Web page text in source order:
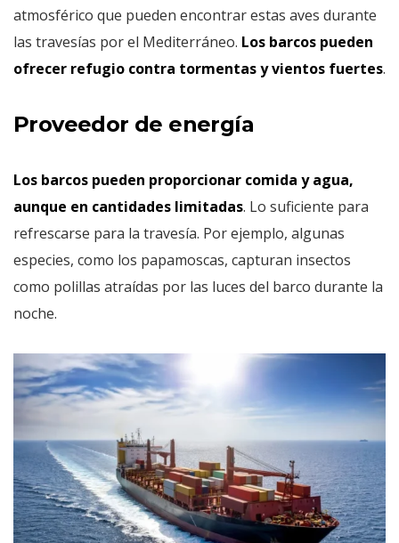
atmosférico que pueden encontrar estas aves durante
las travesías por el Mediterráneo. Los barcos pueden
ofrecer refugio contra tormentas y vientos fuertes.
Proveedor de energía
Los barcos pueden proporcionar comida y agua,
aunque en cantidades limitadas. Lo suficiente para
refrescarse para la travesía. Por ejemplo, algunas
especies, como los papamoscas, capturan insectos
como polillas atraídas por las luces del barco durante la
noche.